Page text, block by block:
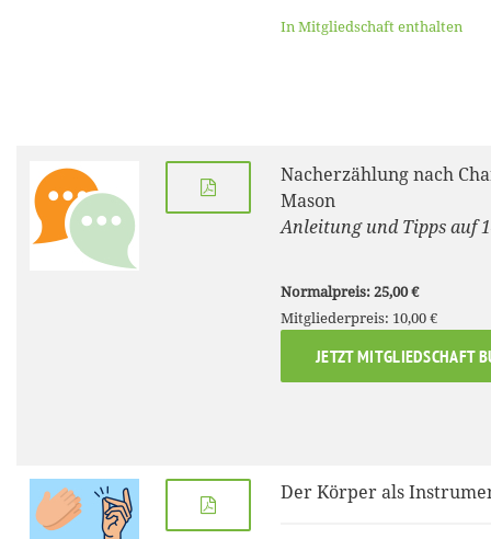
In Mitgliedschaft enthalten
Nacherzählung nach
Mason
Anleitung und Tipps auf
Normalpreis: 25,00 €
Mitgliederpreis: 10,00 €
JETZT MITGLIEDSCHAFT
Der Körper als